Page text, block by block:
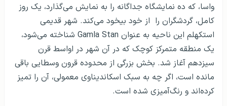
واسا، که ده نمایشگاه جداگانه را به نمایش می‌گذارد، یک روز
کامل، گردشگران را از خود بیخود می‌کند. شهر قدیمی
استکهلم این ناحیه به عنوان Gamla Stan شناخته می‌شود،
یک منطقه متمرکز کوچک که در آن شهر در اواسط قرن
سیزدهم آغاز شد. بخش بزرگی از محدوده قرون وسطایی باقی
مانده است، اگر چه به سبک اسکاندیناوی معمولی، آن را تمیز
کرده‌اند و رنگ‌آمیزی شده است.